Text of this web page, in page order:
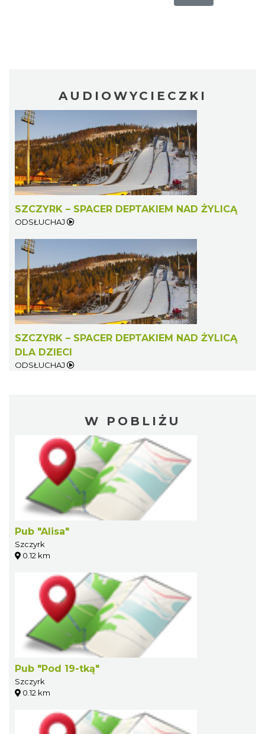
AUDIOWYCIECZKI
SZCZYRK – SPACER DEPTAKIEM NAD ŻYLICĄ
ODSŁUCHAJ
SZCZYRK – SPACER DEPTAKIEM NAD ŻYLICĄ
DLA DZIECI
ODSŁUCHAJ
W POBLIŻU
Pub "Alisa"
Szczyrk
0.12 km
Pub "Pod 19-tką"
Szczyrk
0.12 km